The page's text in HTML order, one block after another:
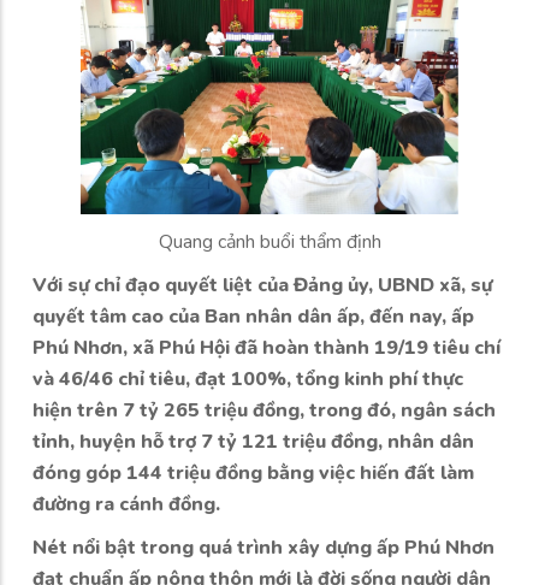
Quang cảnh buổi thẩm định
Với sự chỉ đạo quyết liệt của Đảng ủy, UBND xã, sự
quyết tâm cao của Ban nhân dân ấp, đến nay, ấp
Phú Nhơn, xã Phú Hội đã hoàn thành 19/19 tiêu chí
và 46/46 chỉ tiêu, đạt 100%, tổng kinh phí thực
hiện trên 7 tỷ 265 triệu đồng, trong đó, ngân sách
tỉnh, huyện hỗ trợ 7 tỷ 121 triệu đồng, nhân dân
đóng góp 144 triệu đồng bằng việc hiến đất làm
đường ra cánh đồng.
Nét nổi bật trong quá trình xây dựng ấp Phú Nhơn
đạt chuẩn ấp nông thôn mới là đời sống người dân